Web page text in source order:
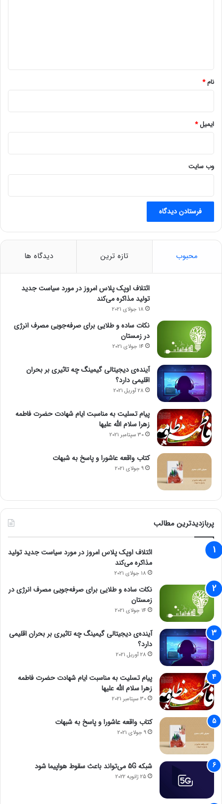
نام*
ایمیل*
وب‌ سایت
محبوب تازه ترین دیدگاه ها
ائتلاف اوپک پلاس امروز در مورد سیاست جدید
تولید مذاکره می‌کند
18 جولای 2021
نکات ساده و طلایی برای صرفه‌جویی مصرف انرژی
در زمستان
14 جولای 2021
آینده‌ی دیجیتالی گیمینگ چه تاثیری بر بحران
اقلیمی دارد؟
28 آوریل 2021
پیام تسلیت به مناسبت ایام شهادت حضرت فاطمه
زهرا سلام الله علیها
30 سپتامبر 2021
کتاب واقعه عاشورا و پاسخ به شبهات
9 جولای 2021
پربازدیدترین مطالب
ائتلاف اوپک پلاس امروز در مورد سیاست جدید تولید
مذاکره می‌کند
18 جولای 2021
نکات ساده و طلایی برای صرفه‌جویی مصرف انرژی در
زمستان
14 جولای 2021
آینده‌ی دیجیتالی گیمینگ چه تاثیری بر بحران اقلیمی
دارد؟
28 آوریل 2021
پیام تسلیت به مناسبت ایام شهادت حضرت فاطمه
زهرا سلام الله علیها
30 سپتامبر 2021
کتاب واقعه عاشورا و پاسخ به شبهات
9 جولای 2021
شبکه 5G می‌تواند باعث سقوط هواپیما شود
25 ژانویه 2022